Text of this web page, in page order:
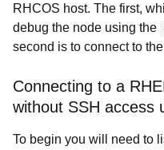
RHCOS host. The first,
debug the node using the
second is to connect to
Connecting to a
without SSH access
To begin you will need to